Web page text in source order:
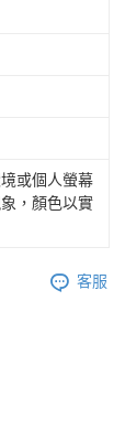
或個人螢幕
，顏色以實
客服